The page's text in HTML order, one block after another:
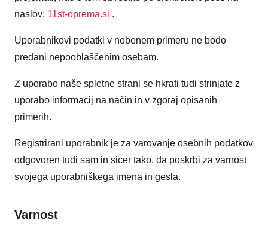
naslov: 11st-oprema.si .
Uporabnikovi podatki v nobenem primeru ne bodo
predani nepooblaščenim osebam.
Z uporabo naše spletne strani se hkrati tudi strinjate z
uporabo informacij na način in v zgoraj opisanih
primerih.
Registrirani uporabnik je za varovanje osebnih podatkov
odgovoren tudi sam in sicer tako, da poskrbi za varnost
svojega uporabniškega imena in gesla.
Varnost